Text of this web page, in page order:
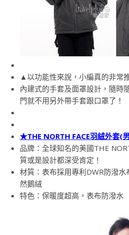
▲以功能性來說，小編真的非常
內建式的手套及面罩設計，隨時
門就不用另外帶手套跟口罩了！
★THE NORTH FACE羽絨外套(
品牌：全球知名的美國THE
質或是設計都深受肯定！
材質：表布採用專利DWR防潑
然鵝絨
特色：保暖度超高，表布防潑水